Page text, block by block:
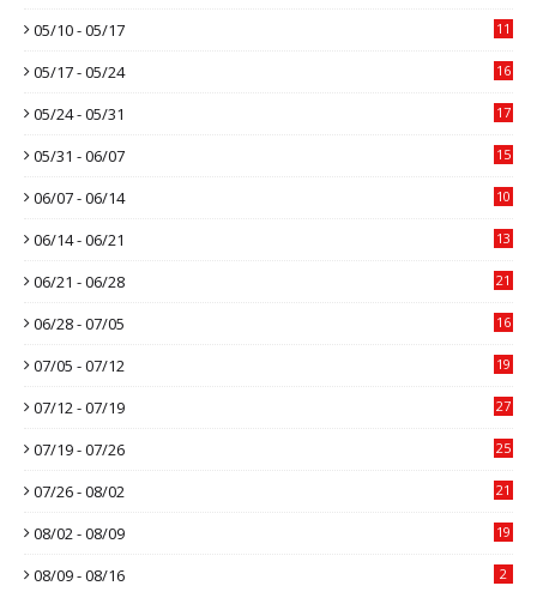
05/10 - 05/17 11
05/17 - 05/24 16
05/24 - 05/31 17
05/31 - 06/07 15
06/07 - 06/14 10
06/14 - 06/21 13
06/21 - 06/28 21
06/28 - 07/05 16
07/05 - 07/12 19
07/12 - 07/19 27
07/19 - 07/26 25
07/26 - 08/02 21
08/02 - 08/09 19
08/09 - 08/16 2